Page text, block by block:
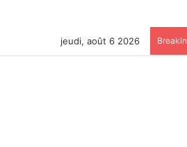
jeudi, août 6 2026